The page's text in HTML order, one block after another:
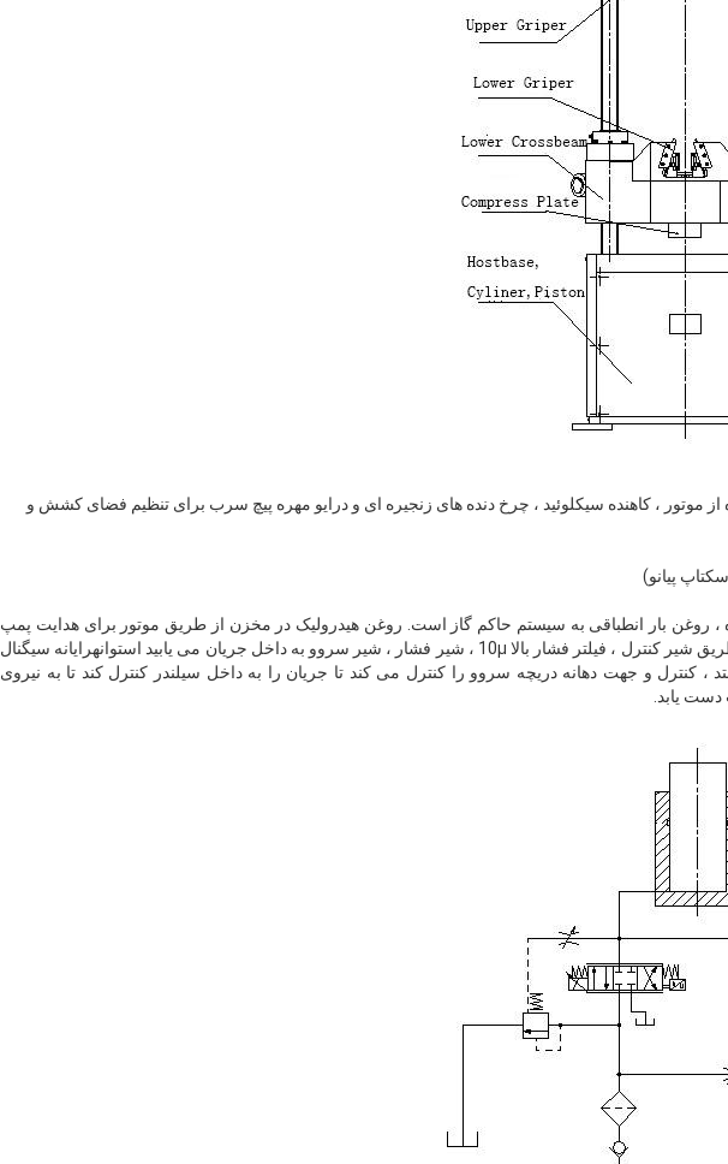
از موتور ، کاهنده سیکلوئید ، چرخ دنده های زنجیره ای و درایو مهره پیچ سرب برای تنظیم فضای کشش و
پیانو)
، روغن بار انطباقی به سیستم حاکم گاز است. روغن هیدرولیک در مخزن از طریق موتور برای هدایت پمپ
دنده فشار بالا به داخل روغن ، از طریق شیر کنترل ، فیلتر فشار بالا 10μ ، شیر فشار ، شیر سروو به داخل جریان می یابید استوانهرایانه سیگنال
کنترل و جهت دهانه دریچه سروو را کنترل می کند تا جریان را به داخل سیلندر کنترل کند تا به نیروی
دست یابد.